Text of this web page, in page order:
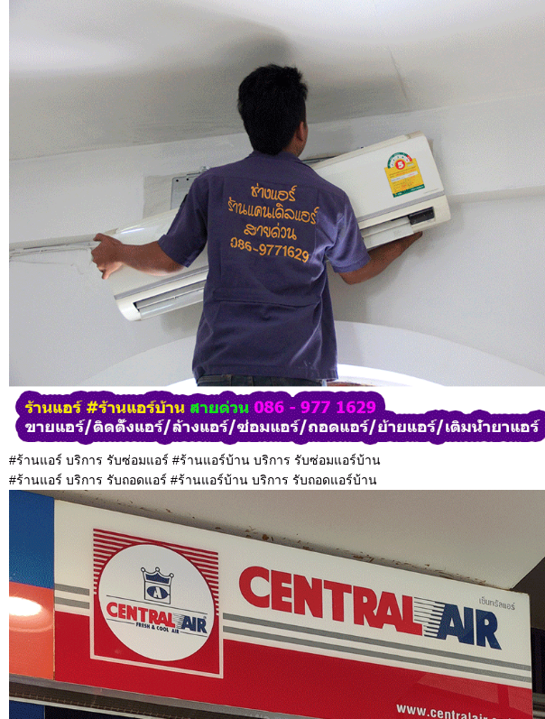
#ร้านแอร์ บริการ รับซ่อมแอร์ #ร้านแอร์บ้าน บริการ รับซ่อมแอร์บ้าน
#ร้านแอร์ บริการ รับถอดแอร์ #ร้านแอร์บ้าน บริการ รับถอดแอร์บ้าน